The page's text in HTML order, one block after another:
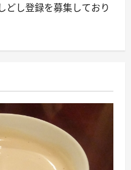
どし登録を募集しており